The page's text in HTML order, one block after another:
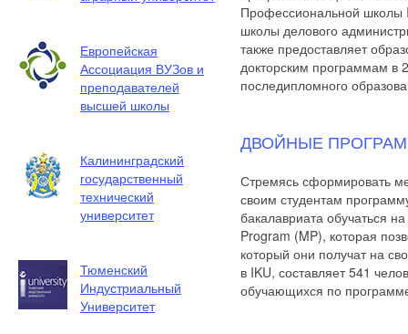
Европейская
Ассоциация ВУЗов и
преподавателей
высшей школы
Калининградский
государственный
технический
университет
Тюменский
Индустриальный
Университет
Профессиональной школы
школы делового
также предоставляет
докторским программам в
последипломного
ДВОЙНЫЕ
Стремясь сформировать
своим студентам
бакалавриата обучаться
Program (MP), которая
который они получат на
в IKU, составляет 541
обучающихся по